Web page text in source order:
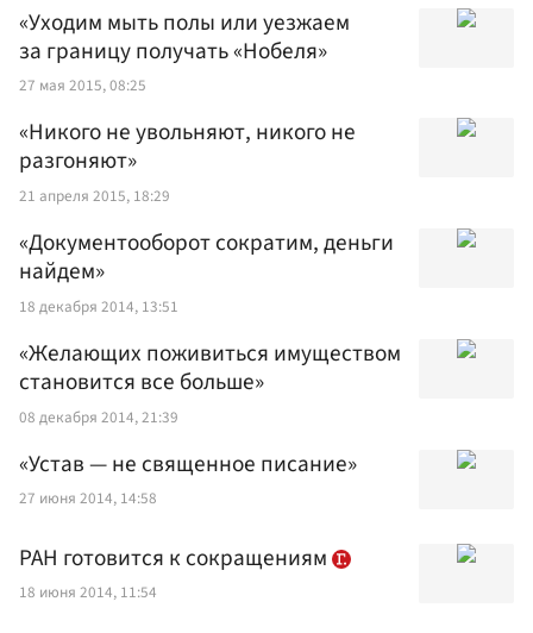
«Уходим мыть полы или уезжаем
за границу получать «Нобеля»
27 мая 2015, 08:25
«Никого не увольняют, никого не
разгоняют»
21 апреля 2015, 18:29
«Документооборот сократим, деньги
найдем»
18 декабря 2014, 13:51
«Желающих поживиться имуществом
становится все больше»
08 декабря 2014, 21:39
«Устав — не священное писание»
27 июня 2014, 14:58
РАН готовится к сокращениям
18 июня 2014, 11:54